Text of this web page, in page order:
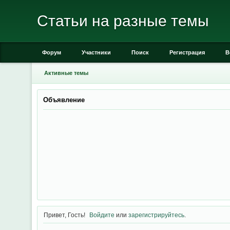
Статьи на разные темы
Форум Участники Поиск Регистрация
Активные темы
Объявление
Привет, Гость! Войдите илизарегистрируйтесь